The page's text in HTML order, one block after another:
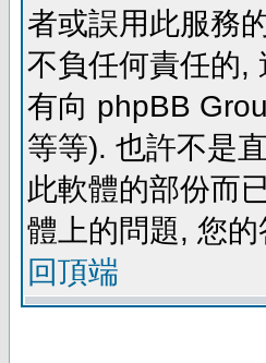
者或誤用此服務
不負任何責任的,
有向 phpBB
等等). 也許不是
此軟體的部份而
體上的問題, 您
回頂端